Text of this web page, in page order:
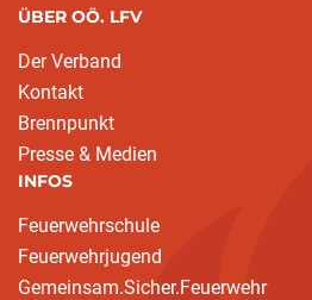
ÜBER OÖ. LFV
Der Verband
Kontakt
Brennpunkt
Presse & Medien
INFOS
Feuerwehrschule
Feuerwehrjugend
Gemeinsam.Sicher.Feuerwehr